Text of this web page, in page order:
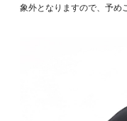
象外となりますので、予め